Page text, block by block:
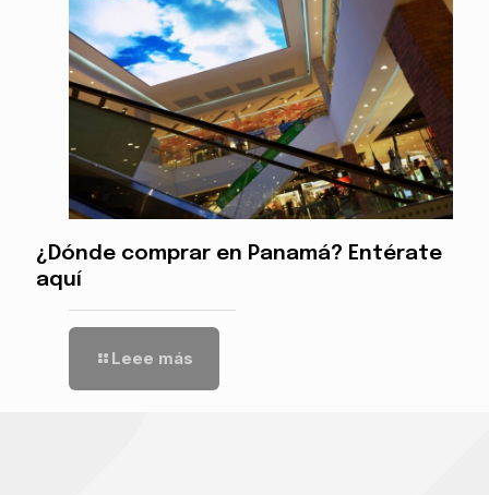
¿Dónde comprar en Panamá? Entérate
aquí
Leee más